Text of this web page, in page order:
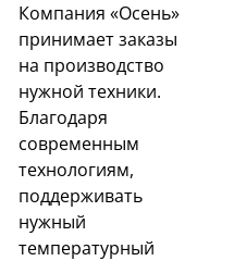
Компания «Осень»
принимает заказы
на производство
нужной техники.
Благодаря
современным
технологиям,
поддерживать
нужный
температурный